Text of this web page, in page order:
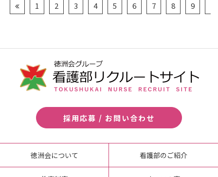
1 2 3 4 5 6 7 8 9
採用応募 / お問い合わせ
徳洲会について 看護部のご紹介